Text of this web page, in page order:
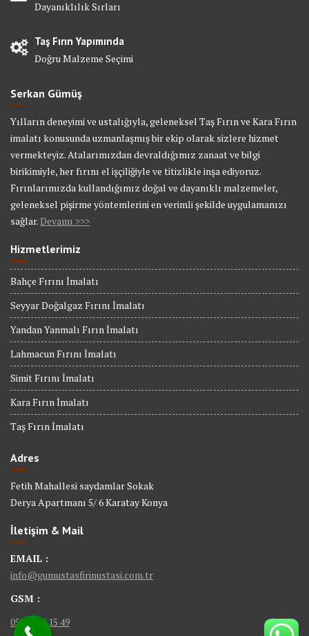
Dayanıklılık Sırları
Taş Fırın Yapımında
Doğru Malzeme Seçimi
Serkan Gümüş
Yılların deneyimi ve ustalığıyla, geleneksel Taş Fırın ve Kara Fırın
imalatı konusunda uzmanlaşmış bir ekip olarak sizlere hizmet
vermekteyiz. Atalarımızdan devraldığımız zanaat ve bilgi
birikimiyle, her fırını el işçiliğiyle ve titizlikle inşa ediyoruz.
Fırınlarımızda kullandığımız doğal ve dayanıklı malzemeler,
geleneksel pişirme yöntemlerini en verimli şekilde uygulamanızı
sağlar.Devamı >>>
Hizmetlerimiz
Bahçe Fırını İmalatı
Seyyar Doğalgaz Fırını İmalatı
Yandan Yanmalı Fırın İmalatı
Lahmacun Fırını İmalatı
Simit Fırını İmalatı
Kara Fırın İmalatı
Taş Fırın İmalatı
Adres
Fetih Mahallesi saydamlar Sokak
Derya Apartmanı 5/ 6 Karatay Konya
İletişim & Mail
EMAIL :
info@gumustasfirinustasi.com.tr
GSM :
0535 884 15 49